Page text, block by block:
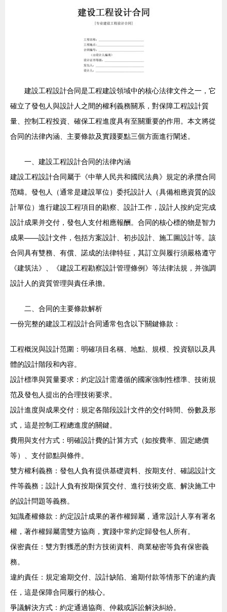
建設工程設計合同是工程建設領域中的核心法律文件之一，它
確立了發包人與設計人之間的權利義務關系，對保障工程設計質
量、控制工程投資、確保工程進度具有至關重要的作用。本文將從
合同的法律內涵、主要條款及實踐要點三個方面進行闡述。
一、建設工程設計合同的法律內涵
建設工程設計合同屬于《中華人民共和國民法典》規定的承攬合同
范疇。發包人（通常是建設單位）委托設計人（具備相應資質的設
計單位）進行建設工程項目的勘察、設計工作，設計人按約定完成
設計成果并交付，發包人支付相應報酬。合同的核心標的物是智力
成果——設計文件，包括方案設計、初步設計、施工圖設計等。該
合同具有雙務、有償、諾成的法律特征，其訂立與履行須嚴格遵守
《建筑法》、《建設工程勘察設計管理條例》等法律法規，并強調
設計人的資質管理與責任承擔。
二、合同的主要條款解析
一份完整的建設工程設計合同通常包含以下關鍵條款：
工程概況與設計范圍：明確項目名稱、地點、規模、投資額以及具
體的設計階段和內容。
設計標準與質量要求：約定設計需遵循的國家強制性標準、技術規
范及發包人提出的合理技術要求。
設計進度與成果交付：規定各階段設計文件的交付時間、份數及形
式，這是控制工程總進度的關鍵。
費用與支付方式：明確設計費的計算方式（如按費率、固定總價
等）、支付節點與條件。
雙方權利義務：發包人負有提供基礎資料、按期支付、確認設計文
件等義務；設計人負有按期保質交付、進行技術交底、解決施工中
的設計問題等義務。
知識產權條款：約定設計成果的著作權歸屬，通常設計人享有署名
權，著作權歸屬需雙方協商，實踐中常約定歸發包人所有。
保密責任：雙方對獲悉的對方技術資料、商業秘密等負有保密義
務。
違約責任：規定逾期交付、設計缺陷、逾期付款等情形下的違約責
任，這是保障合同履行的核心。
爭議解決方式：約定通過協商、仲裁或訴訟解決糾紛。